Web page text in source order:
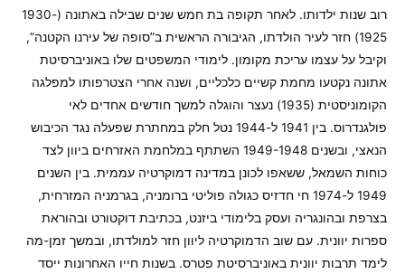
רוב שנות ילדותו. לאחר תקופה בת חמש שנים שבילה באתונה (1930-
1925) חזר לעיר הולדתו, הגיבורה הראשית ב”סופה של עירנו הקטנה”,
וקיבל על עצמו עריכת מקומון. לימודי המשפטים שלו באוניברסיטת
אתונה נקטעו מחמת קשיים כלכליים, ושנה אחרי הצטרפותו למפלגה
הקומוניסטית (1935) נעצר והוגלה למשך חודשים אחדים לאי
פולגנדרוס. בין 1941 ל-1944 נטל חלק במחתרת שפעלה נגד הכיבוש
הנאצי, ובשנים 1949-1948 השתתף במלחמת האזרחים ביוון לצד
כוחות השמאל, ששאפו לכונן במדינה דמוקרטיה עממית. בין השנים
1949 ל-1974 חי חדזיס כגולה פוליטי ברומניה, בגרמניה המזרחית,
בצרפת ובהונגריה ועסק בלימודי ביזנט, בכתיבת דוקטורט ובהוראת
ספרות יוונית. עם שוב הדמוקרטיה ליוון חזר למולדתו, ובמשך זמן-מה
לימד תרבות יוונית באוניברסיטת פטרס. בשנות חייו האחרונות ייסד